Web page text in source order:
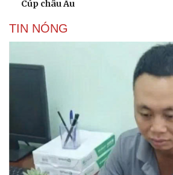
Cúp châu Âu
TIN NÓNG